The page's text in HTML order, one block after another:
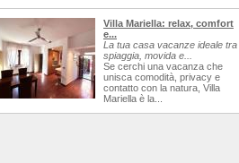
Villa Mariella: relax, comfort
e...
La tua casa vacanze ideale tra
spiaggia, movida e...
Se cerchi una vacanza che
unisca comodità, privacy e
contatto con la natura, Villa
Mariella è la...